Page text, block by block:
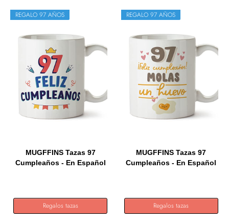
REGALO 97 AÑOS
MUGFFINS Tazas 97
Cumpleaños - En Español
Regalos tazas
REGALO 97 AÑOS
MUGFFINS Tazas 97
Cumpleaños - En Español
Regalos tazas